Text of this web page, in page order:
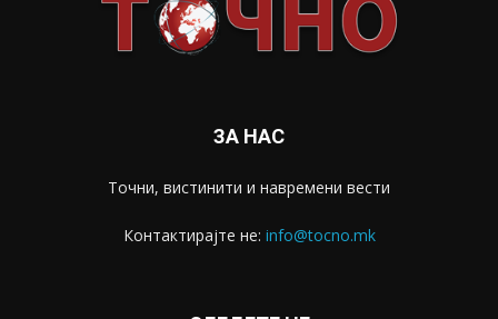
ЗА НАС
Точни, вистинити и навремени вести
Контактирајте не: info@tocno.mk